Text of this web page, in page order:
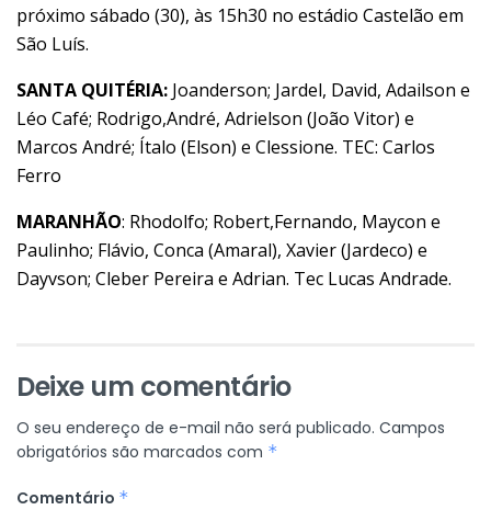
próximo sábado (30), às 15h30 no estádio Castelão em
São Luís.
SANTA QUITÉRIA: Joanderson; Jardel, David, Adailson e
Léo Café; Rodrigo,André, Adrielson (João Vitor) e
Marcos André; Ítalo (Elson) e Clessione. TEC: Carlos
Ferro
MARANHÃO: Rhodolfo; Robert,Fernando, Maycon e
Paulinho; Flávio, Conca (Amaral), Xavier (Jardeco) e
Dayvson; Cleber Pereira e Adrian. Tec Lucas Andrade.
Deixe um comentário
O seu endereço de e-mail não será publicado. Campos
obrigatórios são marcados com *
Comentário *